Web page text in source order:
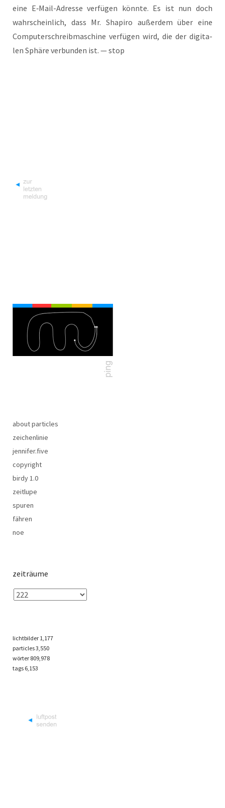
eine E‑Mail-Adres­se ver­fü­gen könn­te. Es ist nun doch
wahr­schein­lich, dass Mr. Sha­pi­ro außer­dem über eine
Com­pu­ter­schreib­ma­schi­ne ver­fü­gen wird, die der digi­ta­
len Sphä­re ver­bun­den ist. — stop
about particles
zeichenlinie
jennifer.five
copyright
birdy 1.0
zeitlupe
spuren
fähren
noe
zeiträume
lichtbilder 1,177
particles3,550
wörter 809,978
tags 6,153